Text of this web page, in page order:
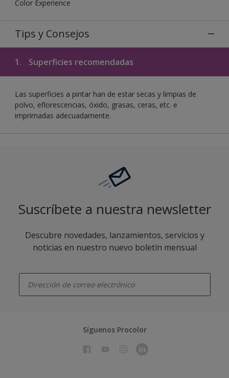
Color Experience
Tips y Consejos
1. Superficies recomendadas
Las superficies a pintar han de estar secas y limpias de
polvo, eflorescencias, óxido, grasas, ceras, etc. e
imprimadas adecuadamente.
Suscríbete a nuestra newsletter
Descubre novedades, lanzamientos, servicios y
noticias en nuestro nuevo boletín mensual
Síguenos Procolor